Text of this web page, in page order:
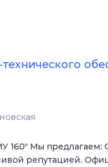
Мы предлагаем:
репутацией.